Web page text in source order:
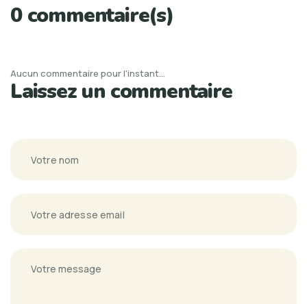
0 commentaire(s)
Aucun commentaire pour l'instant...
Laissez un commentaire